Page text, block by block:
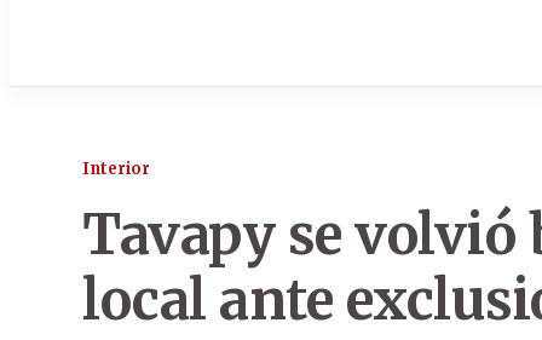
Interior
Tavapy se
local ante